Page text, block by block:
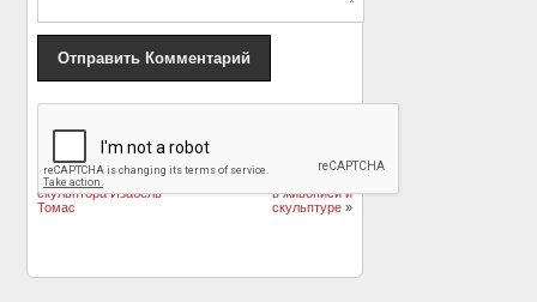
Фантастические
животные, рождённые
фантазией испанского
скульптора Изабель
Томас
вернусь…»: образ
Владимира Высоцкого
в живописи и
скульптуре»